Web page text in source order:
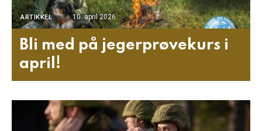
ARTIKKEL 10. april 2026
Bli med på jegerprøvekurs i
april!